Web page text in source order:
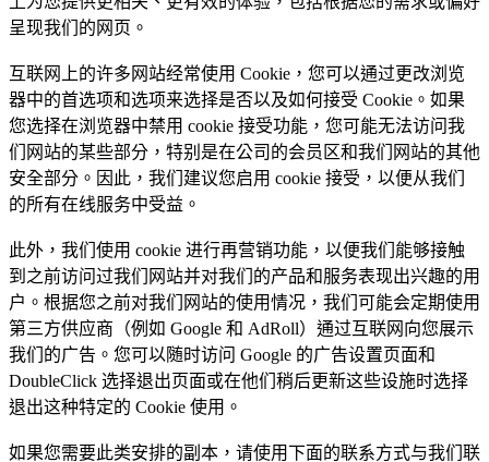
呈现我们的网页。
互联网上的许多网站经常使用 Cookie，您可以通过更改浏览
器中的首选项和选项来选择是否以及如何接受 Cookie。如果
您选择在浏览器中禁用 cookie 接受功能，您可能无法访问我
们网站的某些部分，特别是在公司的会员区和我们网站的其他
安全部分。因此，我们建议您启用 cookie 接受，以便从我们
的所有在线服务中受益。
此外，我们使用 cookie 进行再营销功能，以便我们能够接触
到之前访问过我们网站并对我们的产品和服务表现出兴趣的用
户。根据您之前对我们网站的使用情况，我们可能会定期使用
第三方供应商（例如 Google 和 AdRoll）通过互联网向您展示
我们的广告。您可以随时访问 Google 的广告设置页面和
DoubleClick 选择退出页面或在他们稍后更新这些设施时选择
退出这种特定的 Cookie 使用。
如果您需要此类安排的副本，请使用下面的联系方式与我们联